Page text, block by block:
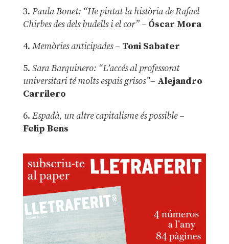
3. Paula Bonet: “He pintat la història de Rafael
Chirbes des dels budells i el cor” –Óscar Mora
4. Memòries anticipades– Toni Sabater
5. Sara Barquinero: “L’accés al professorat
universitari té molts espais grisos”– Alejandro
Carrilero
6. Espadà, un altre capitalisme és possible –
Felip Bens